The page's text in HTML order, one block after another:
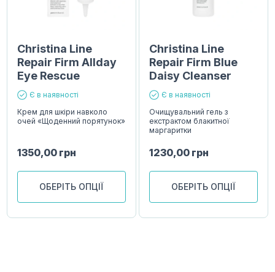
Christina Line
Repair Firm Allday
Eye Rescue
Є в наявності
Крем для шкіри навколо
очей «Щоденний порятунок»
1350,00 грн
ОБЕРІТЬ ОПЦІЇ
Christina Line
Repair Firm Blue
Daisy Cleanser
Є в наявності
Очищувальний гель з
екстрактом блакитної
маргаритки
1230,00 грн
ОБЕРІТЬ ОПЦІЇ